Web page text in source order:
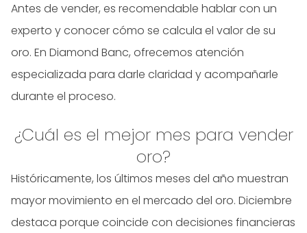
Antes de vender, es recomendable hablar con un
experto y conocer cómo se calcula el valor de su
oro. En Diamond Banc, ofrecemos atención
especializada para darle claridad y acompañarle
durante el proceso.
¿Cuál es el mejor mes para vender
oro?
Históricamente, los últimos meses del año muestran
mayor movimiento en el mercado del oro. Diciembre
destaca porque coincide con decisiones financieras